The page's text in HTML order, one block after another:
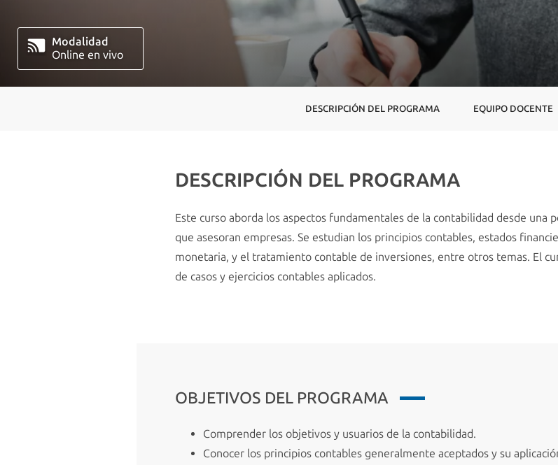
Modalidad
Online en vivo
DESCRIPCIÓN DEL PROGRAMA EQUIPO DOCENTE
DESCRIPCIÓN DEL PROGRAMA
Este curso aborda los aspectos fundamentales de la contabilidad desde una
que asesoran empresas. Se estudian los principios contables, estados
monetaria, y el tratamiento contable de inversiones, entre otros temas. El
de casos y ejercicios contables aplicados.
OBJETIVOS DEL PROGRAMA
Comprender los objetivos y usuarios de la contabilidad.
Conocer los principios contables generalmente aceptados y su